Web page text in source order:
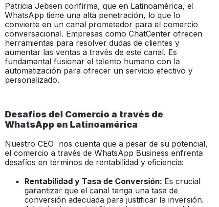
Patricia Jebsen confirma, que en Latinoamérica, el
WhatsApp tiene una alta penetración, lo que lo
convierte en un canal prometedor para el comercio
conversacional. Empresas como ChatCenter ofrecen
herramientas para resolver dudas de clientes y
aumentar las ventas a través de este canal. Es
fundamental fusionar el talento humano con la
automatización para ofrecer un servicio efectivo y
personalizado.
Desafíos del Comercio a través de
WhatsApp en Latinoamérica
Nuestro CEO nos cuenta que a pesar de su potencial,
el comercio a través de WhatsApp Business enfrenta
desafíos en términos de rentabilidad y eficiencia:
Rentabilidad y Tasa de Conversión: Es crucial
garantizar que el canal tenga una tasa de
conversión adecuada para justificar la inversión.